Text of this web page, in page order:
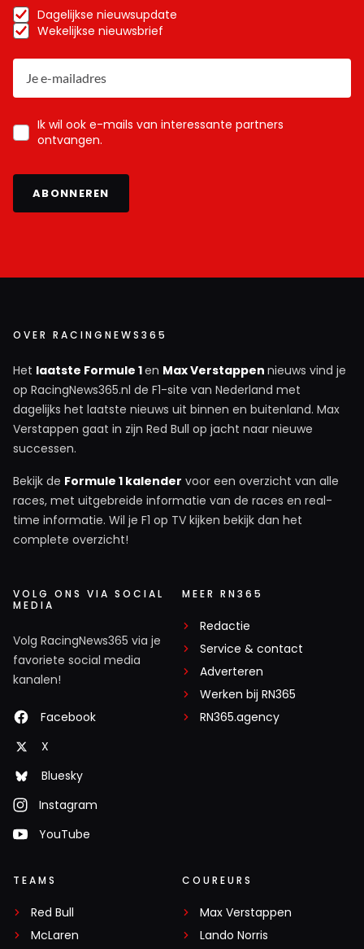
Dagelijkse nieuwsupdate
Wekelijkse nieuwsbrief
Ik wil ook e-mails van interessante partners
ontvangen.
ABONNEREN
OVER RACINGNEWS365
Het laatste Formule 1en Max Verstappen nieuws vind je
op RacingNews365.nl de F1-site van Nederland met
dagelijks het laatste nieuws uit binnen en buitenland. Max
Verstappen gaat in zijn Red Bull op jacht naar nieuwe
successen.
Bekijk de Formule 1 kalender voor een overzicht van alle
races, met uitgebreide informatie van de races en real-
time informatie. Wil je F1 op TV kijken bekijk dan het
complete overzicht!
VOLG ONS VIA SOCIAL
MEDIA
Volg RacingNews365 via je
favoriete social media
kanalen!
Facebook
X
Bluesky
Instagram
YouTube
MEER RN365
Redactie
Service & contact
Adverteren
Werken bij RN365
RN365.agency
TEAMS
Red Bull
McLaren
COUREURS
Max Verstappen
Lando Norris